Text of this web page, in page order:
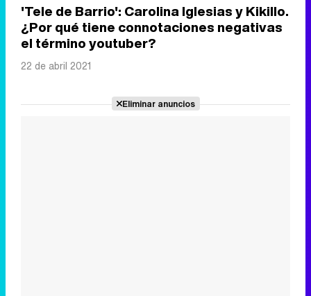
'Tele de Barrio': Carolina Iglesias y Kikillo.
¿Por qué tiene connotaciones negativas
el término youtuber?
22 de abril 2021
Eliminar anuncios